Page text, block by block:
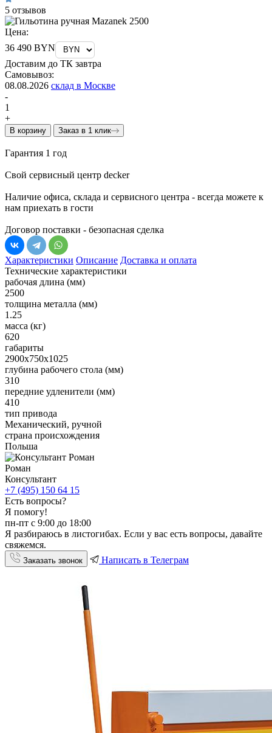
5 отзывов
Цена:
36 490 BYN
Доставим до ТК завтра
Самовывоз:
08.08.2026 склад в Москве
-
1
+
В корзину Заказ в 1 клик
Гарантия 1 год
Свой сервисный центр decker
Наличие офиса, склада и сервисного центра - всегда можете к
нам приехать в гости
Договор поставки - безопасная сделка
Характеристики Описание Доставка и оплата
Технические характеристики
рабочая длина (мм)
2500
толщина металла (мм)
1.25
масса (кг)
620
габариты
2900х750х1025
глубина рабочего стола (мм)
310
передние удленители (мм)
410
тип привода
Механический, ручной
страна происхождения
Польша
Роман
Консультант
+7 (495) 150 64 15
Есть вопросы?
Я помогу!
пн-пт с 9:00 до 18:00
Я разбираюсь в листогибах. Если у вас есть вопросы, давайте
свяжемся.
Заказать звонок Написать в Телеграм